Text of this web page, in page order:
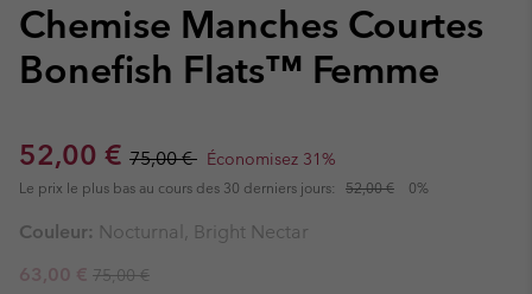
Chemise Manches Courtes
Bonefish Flats™ Femme
Sale price:
52,00 € Regular price:
75,00 € Économisez 31%
Le prix le plus bas au cours des 30 derniers jours: 52,00 € 0%
Couleur: Nocturnal, Bright Nectar
Sale price:
63,00 € Regular price:
75,00 €